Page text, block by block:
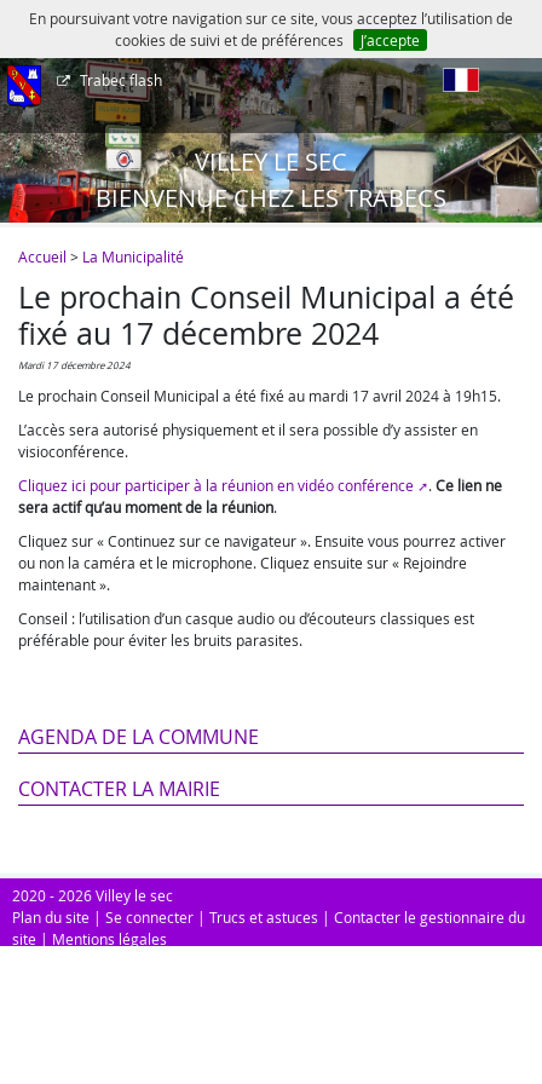
En poursuivant votre navigation sur ce site, vous acceptez l’utilisation de
cookies de suivi et de préférences
J’accepte
Trabec flash
VILLEY LE SEC
BIENVENUE CHEZ LES TRABECS
Accueil > La Municipalité
Le prochain Conseil Municipal a été
fixé au 17 décembre 2024
mardi 17 décembre 2024
Le prochain Conseil Municipal a été fixé au mardi 17 avril 2024 à 19h15.
L’accès sera autorisé physiquement et il sera possible d’y assister en
visioconférence.
Cliquez ici pour participer à la réunion en vidéo conférence
.Ce lien ne
sera actif qu’au moment de la réunion.
Cliquez sur « Continuez sur ce navigateur ». Ensuite vous pourrez activer
ou non la caméra et le microphone. Cliquez ensuite sur « Rejoindre
maintenant ».
Conseil : l’utilisation d’un casque audio ou d’écouteurs classiques est
préférable pour éviter les bruits parasites.
AGENDA DE LA COMMUNE
CONTACTER LA MAIRIE
2020 - 2026 Villey le sec
Plan du site | Se connecter | Trucs et astuces | Contacter le gestionnaire du
site | Mentions légales